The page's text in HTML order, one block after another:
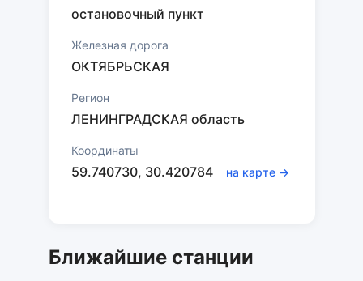
остановочный пункт
Железная дорога
ОКТЯБРЬСКАЯ
Регион
ЛЕНИНГРАДСКАЯ область
Координаты
59.740730, 30.420784 на карте →
Ближайшие станции